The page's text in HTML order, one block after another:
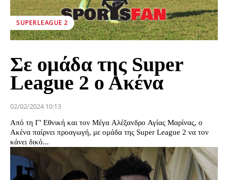
SUPERLEAGUE 2
Σε ομάδα της Super
League 2 ο Ακένα
02/02/2024 10:13
Από τη Γ' Εθνική και τον Μέγα Αλέξανδρο Αγίας Μαρίνας, ο
Ακένα παίρνει προαγωγή, με ομάδα της Super League 2 να τον
κάνει δικό...